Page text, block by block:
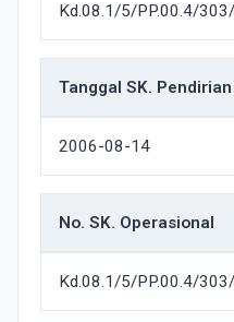
Kd.08.1/5/PP.00.4/
Tanggal SK. Pendirian
2006-08-14
No. SK. Operasional
Kd.08.1/5/PP.00.4/